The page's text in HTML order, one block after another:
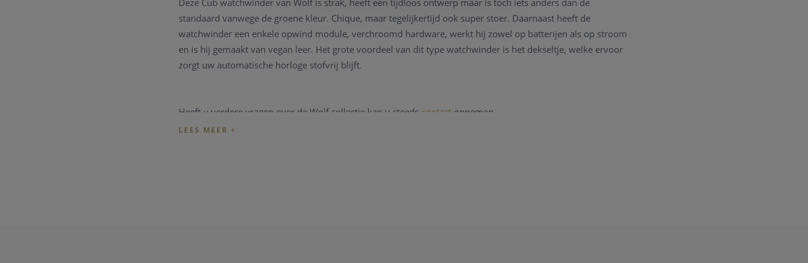
Deze Cub watchwinder van Wolf is strak, heeft een tijdloos ontwerp maar is toch iets anders dan de
standaard vanwege de groene kleur. Chique, maar tegelijkertijd ook super stoer. Daarnaast heeft de
watchwinder een enkele opwind module, verchroomd hardware, werkt hij zowel op batterijen als op stroom
en is hij gemaakt van vegan leer. Het grote voordeel van dit type watchwinder is het dekseltje, welke ervoor
zorgt uw automatische horloge stofvrij blijft.
Heeft u verdere vragen over de Wolf collectie kan u steeds contact opnemen.